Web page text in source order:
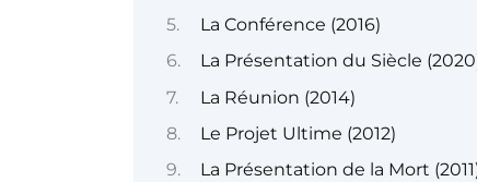
La Conférence (2016)
La Présentation du Siècle
La Réunion (2014)
Le Projet Ultime (2012)
La Présentation de la Mort